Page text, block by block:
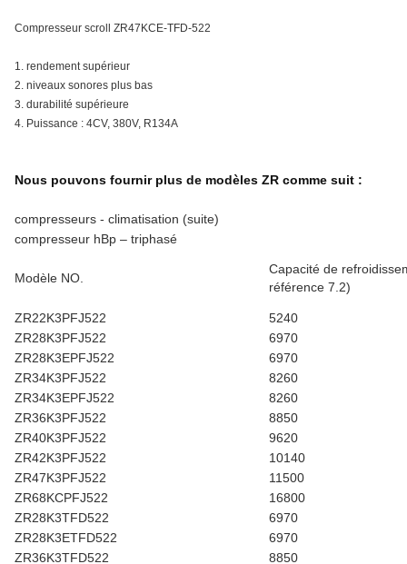
Compresseur scroll ZR47KCE-TFD-522
1. rendement supérieur
2. niveaux sonores plus bas
3. durabilité supérieure
4. Puissance : 4CV, 380V, R134A
Nous pouvons fournir plus de modèles ZR comme suit :
compresseurs - climatisation (suite)
compresseur hBp – triphasé
Modèle NO.
Capacité de
référence 7.2)
ZR22K3PFJ522
5240
ZR28K3PFJ522
6970
ZR28K3EPFJ522
6970
ZR34K3PFJ522
8260
ZR34K3EPFJ522
8260
ZR36K3PFJ522
8850
ZR40K3PFJ522
9620
ZR42K3PFJ522
10140
ZR47K3PFJ522
11500
ZR68KCPFJ522
16800
ZR28K3TFD522
6970
ZR28K3ETFD522
6970
ZR36K3TFD522
8850